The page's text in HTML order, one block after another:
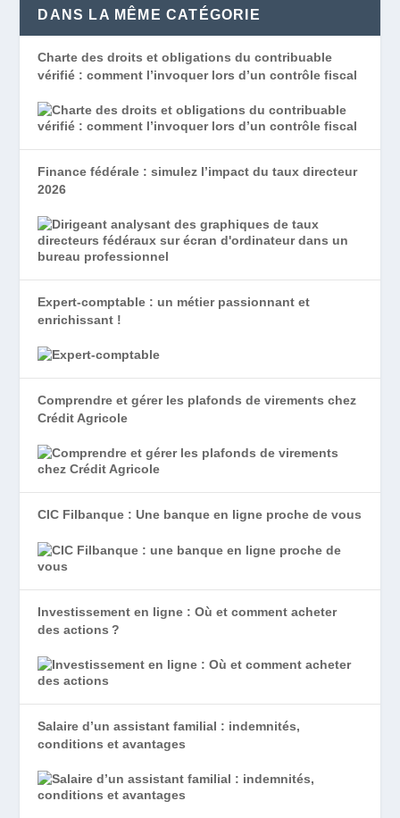
DANS LA MÊME CATÉGORIE
Charte des droits et obligations du contribuable
vérifié : comment l’invoquer lors d’un contrôle fiscal
Finance fédérale : simulez l’impact du taux directeur
2026
Expert-comptable : un métier passionnant et
enrichissant !
Comprendre et gérer les plafonds de virements chez
Crédit Agricole
CIC Filbanque : Une banque en ligne proche de vous
Investissement en ligne : Où et comment acheter
des actions ?
Salaire d’un assistant familial : indemnités,
conditions et avantages